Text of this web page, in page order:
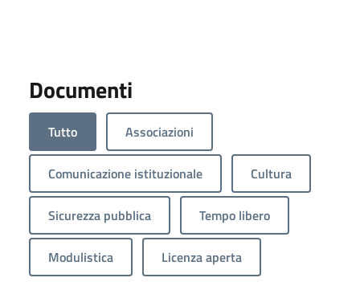
Documenti
Tutto Associazioni
Comunicazione istituzionale Cultura
Sicurezza pubblica Tempo libero
Modulistica Licenza aperta